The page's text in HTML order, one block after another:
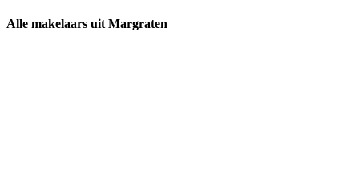
Alle makelaars uit Margraten